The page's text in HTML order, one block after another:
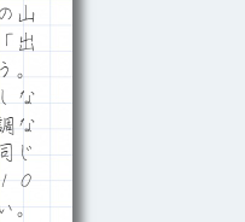
山
出
。
な
な
じ
０
。